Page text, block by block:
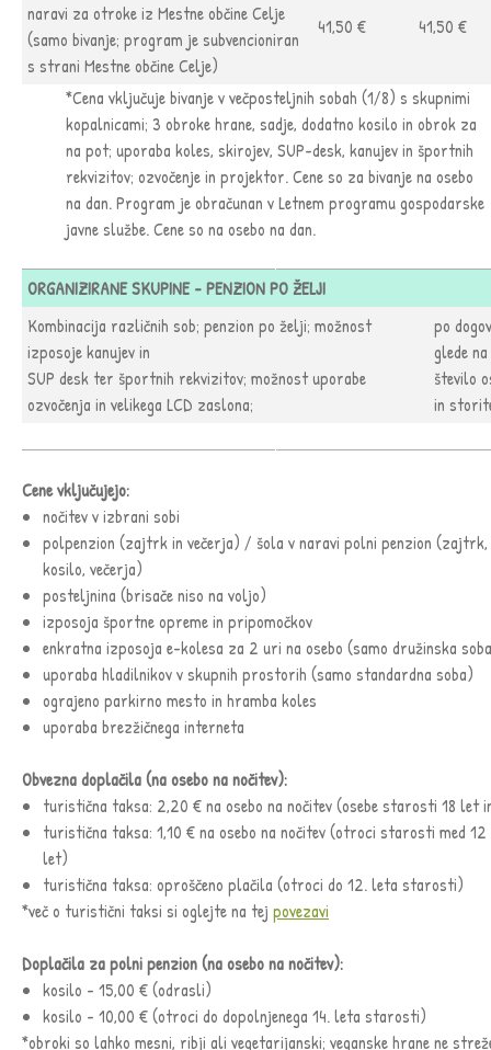
naravi za otroke iz Mestne občine Celje
(samo bivanje; program je subvencioniran
s strani Mestne občine Celje)
41,50 € 41,50 €
*Cena vključuje bivanje v večposteljnih sobah (1/8) s skupnimi
kopalnicami; 3 obroke hrane, sadje, dodatno kosilo in obrok za
na pot; uporaba koles, skirojev, SUP-desk, kanujev in športnih
rekvizitov; ozvočenje in projektor. Cene so za bivanje na osebo
na dan. Program je obračunan v Letnem programu gospodarske
javne službe. Cene so na osebo na dan.
ORGANIZIRANE SKUPINE - PENZION PO ŽELJI
Kombinacija različnih sob; penzion po želji; možnost
izposoje kanujev in
SUP desk ter športnih rekvizitov; možnost uporabe
ozvočenja in velikega LCD zaslona;
po
glede na
število
in
Cene vključujejo:
nočitev v izbrani sobi
polpenzion (zajtrk in večerja) / šola v naravi polni penzion (zajtrk,
kosilo, večerja)
posteljnina (brisače niso na voljo)
izposoja športne opreme in pripomočkov
enkratna izposoja e-kolesa za 2 uri na osebo (samo družinska
uporaba hladilnikov v skupnih prostorih (samo standardna soba)
ograjeno parkirno mesto in hramba koles
uporaba brezžičnega interneta
Obvezna doplačila (na osebo na nočitev):
turistična taksa: 2,20 € na osebo na nočitev (osebe starosti 18 let
turistična taksa: 1,10 € na osebo na nočitev (otroci starosti med 12
let)
turistična taksa: oproščeno plačila (otroci do 12. leta starosti)
*več o turistični taksi si oglejte na tej povezavi
Doplačila za polni penzion (na osebo na nočitev):
kosilo - 15,00 € (odrasli)
kosilo - 10,00 € (otroci do dopolnjenega 14. leta starosti)
*obroki so lahko mesni, ribji ali vegetarijanski; veganske hrane ne